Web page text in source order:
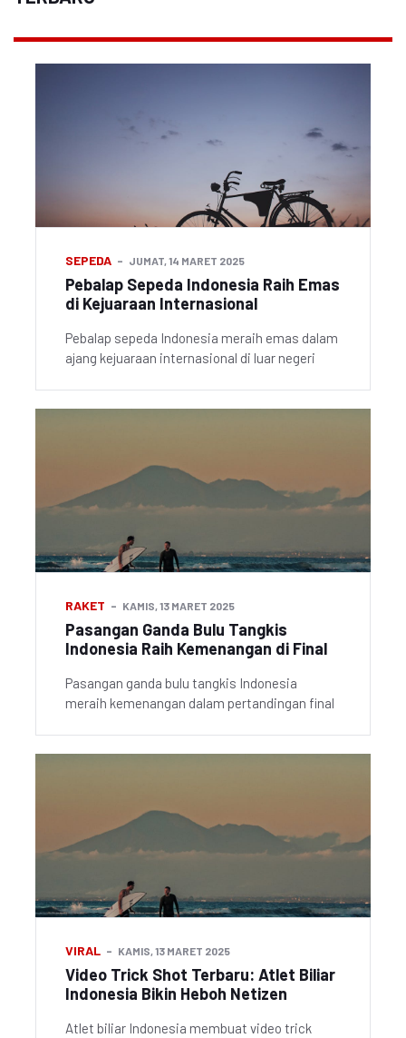
SEPEDA JUMAT, 14 MARET 2025
Pebalap Sepeda Indonesia Raih Emas
di Kejuaraan Internasional
Pebalap sepeda Indonesia meraih emas dalam
ajang kejuaraan internasional di luar negeri
RAKET KAMIS, 13 MARET 2025
Pasangan Ganda Bulu Tangkis
Indonesia Raih Kemenangan di Final
Pasangan ganda bulu tangkis Indonesia
meraih kemenangan dalam pertandingan final
VIRAL KAMIS, 13 MARET 2025
Video Trick Shot Terbaru: Atlet Biliar
Indonesia Bikin Heboh Netizen
Atlet biliar Indonesia membuat video trick